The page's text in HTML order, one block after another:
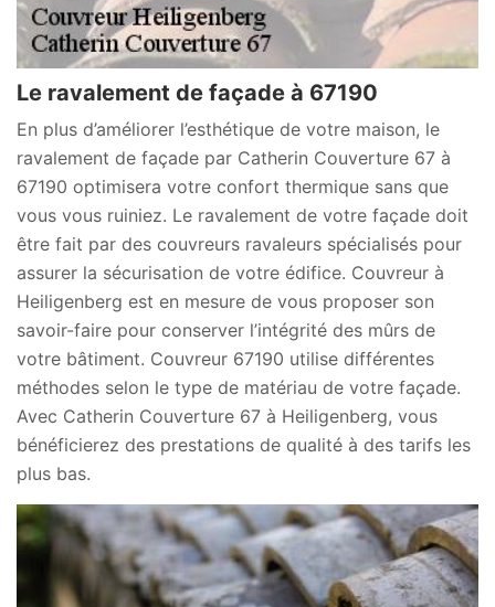
Le ravalement de façade à 67190
En plus d’améliorer l’esthétique de votre maison, le
ravalement de façade par Catherin Couverture 67 à
67190 optimisera votre confort thermique sans que
vous vous ruiniez. Le ravalement de votre façade doit
être fait par des couvreurs ravaleurs spécialisés pour
assurer la sécurisation de votre édifice. Couvreur à
Heiligenberg est en mesure de vous proposer son
savoir-faire pour conserver l’intégrité des mûrs de
votre bâtiment. Couvreur 67190 utilise différentes
méthodes selon le type de matériau de votre façade.
Avec Catherin Couverture 67 à Heiligenberg, vous
bénéficierez des prestations de qualité à des tarifs les
plus bas.